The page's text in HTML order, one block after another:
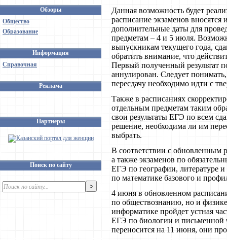
Обзоры
Общество
Образование
Информация
Справочная
Реклама
Партнеры
Поиск по сайту
Данная возможность будет
расписание экзаменов
дополнительные даты для
предметам – 4 и 5 июля.
выпускникам текущего года,
обратить внимание, что
Первый полученный результат
аннулирован. Следует
пересдачу необходимо идти с
Также в расписаниях
отдельным предметам таким
свои результаты ЕГЭ по всем
решение, необходима ли им
выбрать.
В соответствии с обновленным
а также экзаменов по
ЕГЭ по географии, литературе
по математике базового и
4 июня в обновленном
по обществознанию, но и
информатике пройдет устная
ЕГЭ по биологии и письменной
переносится на 11 июня, они